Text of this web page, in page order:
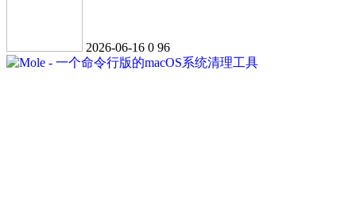
2026-06-16 0 96